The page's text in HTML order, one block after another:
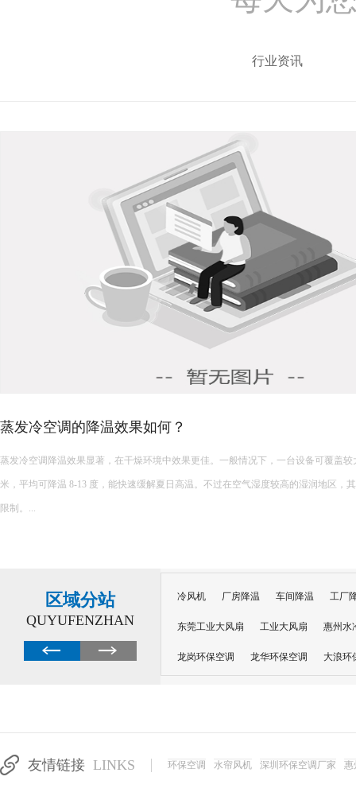
行业资讯
蒸发冷空调适用于哪些场所
发冷空调适用于各种厂房，如服装、纺
所，也适合展厅、超市、食堂、机房等...
蒸发冷空调比传统空调节
与广泛应用的风冷空调系统相比，蒸发
系统相比，能节能 15%-...
以下是一些常见的车间降温设备，适用
景，你可以根据实际情况选择： 工业...
区域分站
QUYUFENZHAN
冷风机 厂房降温 车间降温 工厂
东莞工业大风扇 工业大风扇 惠州水
龙岗环保空调 龙华环保空调 大浪环
友情链接 LINKS 环保空调 水帘风机 深圳环保空调厂家 惠